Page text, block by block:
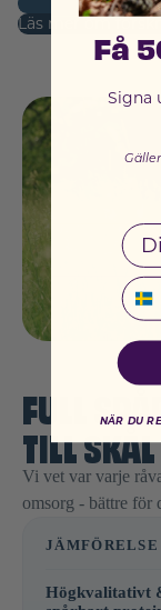
Läs mer om
FULL
TILL SKÅL
Vi vet var varje
omsorg - bättre för
JÄMFÖRELSE
Högkvalitativt
Få
Signa
NÄR DU